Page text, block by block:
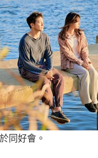
同好會。